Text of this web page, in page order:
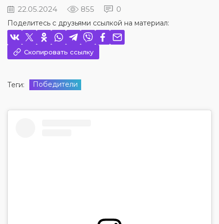
22.05.2024 855 0
Поделитесь с друзьями ссылкой на материал:
Скопировать ссылку
Теги: Победители